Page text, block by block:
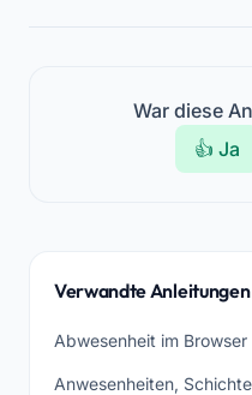
War diese
👍 Ja
Verwandte Anleitungen
Abwesenheit im
Anwesenheiten,